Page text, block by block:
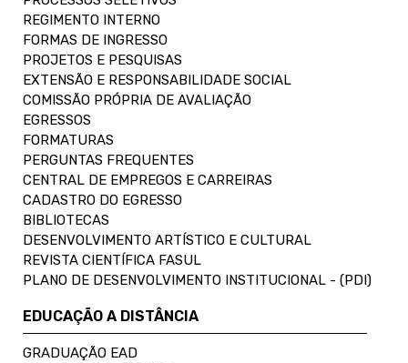
REGIMENTO INTERNO
FORMAS DE INGRESSO
PROJETOS E PESQUISAS
EXTENSÃO E RESPONSABILIDADE SOCIAL
COMISSÃO PRÓPRIA DE AVALIAÇÃO
EGRESSOS
FORMATURAS
PERGUNTAS FREQUENTES
CENTRAL DE EMPREGOS E CARREIRAS
CADASTRO DO EGRESSO
BIBLIOTECAS
DESENVOLVIMENTO ARTÍSTICO E CULTURAL
REVISTA CIENTÍFICA FASUL
PLANO DE DESENVOLVIMENTO INSTITUCIONAL - (PDI)
EDUCAÇÃO A DISTÂNCIA
GRADUAÇÃO EAD